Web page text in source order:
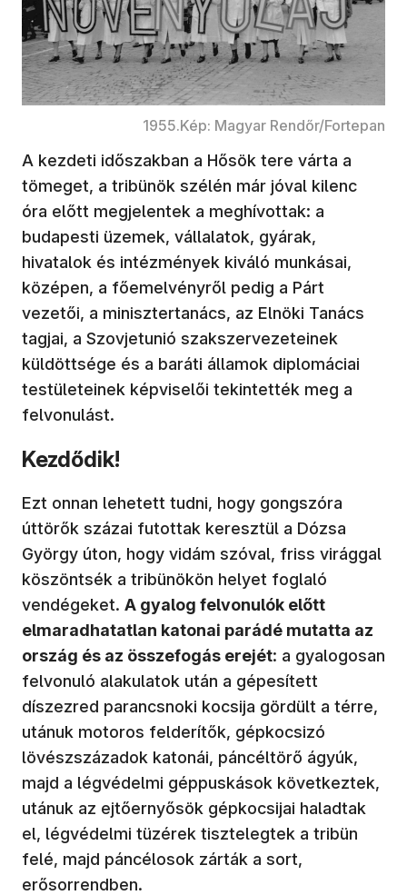
1955.Kép: Magyar Rendőr/Fortepan
A kezdeti időszakban a Hősök tere várta a
tömeget, a tribünök szélén már jóval kilenc
óra előtt megjelentek a meghívottak: a
budapesti üzemek, vállalatok, gyárak,
hivatalok és intézmények kiváló munkásai,
középen, a főemelvényről pedig a Párt
vezetői, a minisztertanács, az Elnöki Tanács
tagjai, a Szovjetunió szakszervezeteinek
küldöttsége és a baráti államok diplomáciai
testületeinek képviselői tekintették meg a
felvonulást.
Kezdődik!
Ezt onnan lehetett tudni, hogy gongszóra
úttörők százai futottak keresztül a Dózsa
György úton, hogy vidám szóval, friss virággal
köszöntsék a tribünökön helyet foglaló
vendégeket. A gyalog felvonulók előtt
elmaradhatatlan katonai parádé mutatta az
ország és az összefogás erejét: a gyalogosan
felvonuló alakulatok után a gépesített
díszezred parancsnoki kocsija gördült a térre,
utánuk motoros felderítők, gépkocsizó
lövészszázadok katonái, páncéltörő ágyúk,
majd a légvédelmi géppuskások következtek,
utánuk az ejtőernyősök gépkocsijai haladtak
el, légvédelmi tüzérek tisztelegtek a tribün
felé, majd páncélosok zárták a sort,
erősorrendben.